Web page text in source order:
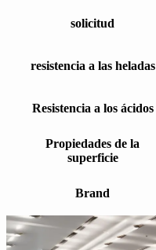
solicitud
resistencia a las heladas
Resistencia a los ácidos
Propiedades de la
superficie
Brand